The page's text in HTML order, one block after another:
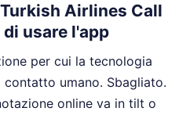
Airlines Call
usare l'app
per cui la tecnologia
umano. Sbagliato.
online va in tilt o